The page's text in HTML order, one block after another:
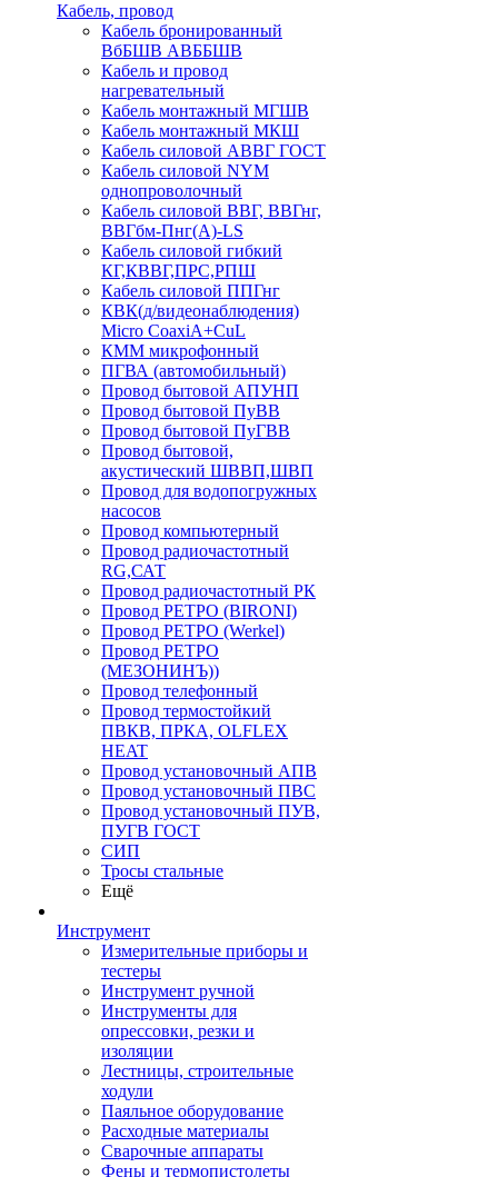
Кабель, провод
Кабель бронированный
ВбБШВ АВББШВ
Кабель и провод
нагревательный
Кабель монтажный МГШВ
Кабель монтажный МКШ
Кабель силовой АВВГ ГОСТ
Кабель силовой NYM
однопроволочный
Кабель силовой ВВГ, ВВГнг,
ВВГбм-Пнг(А)-LS
Кабель силовой гибкий
КГ,КВВГ,ПРС,РПШ
Кабель силовой ППГнг
КВК(д/видеонаблюдения)
Micro CoaxiA+CuL
КММ микрофонный
ПГВА (автомобильный)
Провод бытовой АПУНП
Провод бытовой ПуВВ
Провод бытовой ПуГВВ
Провод бытовой,
акустический ШВВП,ШВП
Провод для водопогружных
насосов
Провод компьютерный
Провод радиочастотный
RG,САТ
Провод радиочастотный РК
Провод РЕТРО (BIRONI)
Провод РЕТРО (Werkel)
Провод РЕТРО
(МЕЗОНИНЪ))
Провод телефонный
Провод термостойкий
ПВКВ, ПРКА, OLFLEX
HEAT
Провод установочный АПВ
Провод установочный ПВС
Провод установочный ПУВ,
ПУГВ ГОСТ
СИП
Тросы стальные
Ещё
Инструмент
Измерительные приборы и
тестеры
Инструмент ручной
Инструменты для
опрессовки, резки и
изоляции
Лестницы, строительные
ходули
Паяльное оборудование
Расходные материалы
Сварочные аппараты
Фены и термопистолеты